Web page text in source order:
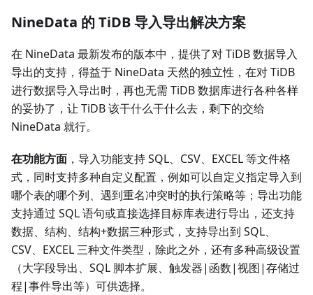
NineData 的 TiDB 导入导出解决方案
在 NineData 最新发布的版本中，提供了对 TiDB 数据导入
导出的支持，得益于 NineData 天然的独立性，在对 TiDB
进行数据导入导出时，再也无需 TiDB 数据库进行各种各样
的妥协了，让 TiDB 该干什么干什么去，剩下的交给
NineData 就行。
在功能方面 ，导入功能支持 SQL、CSV、EXCEL 等文件格
式，同时支持多种自定义配置，例如可以自定义指定导入到
哪个表的哪个列、遇到重名冲突时的执行策略等；导出功能
支持通过 SQL 语句或直接选择目标库表进行导出，还支持
数据、结构、结构+数据三种形式，支持导出到 SQL、
CSV、EXCEL 三种文件类型，除此之外，还有多种高级设置
（大字段导出、SQL 脚本扩展、触发器|函数|视图|存储过
程|事件导出等）可供选择。